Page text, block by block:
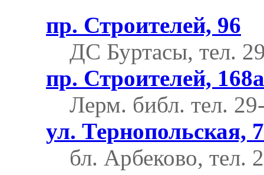
пр. Строителей, 96
ДС Буртасы, тел.
пр. Строителей, 168а
Лерм. библ. тел.
ул. Тернопольская, 7
бл. Арбеково, тел.